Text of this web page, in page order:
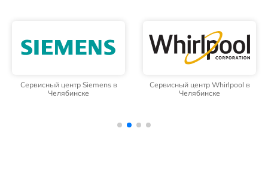
Сервисный центр Siemens в
Челябинске
Сервисный центр Whirlpool в
Челябинске